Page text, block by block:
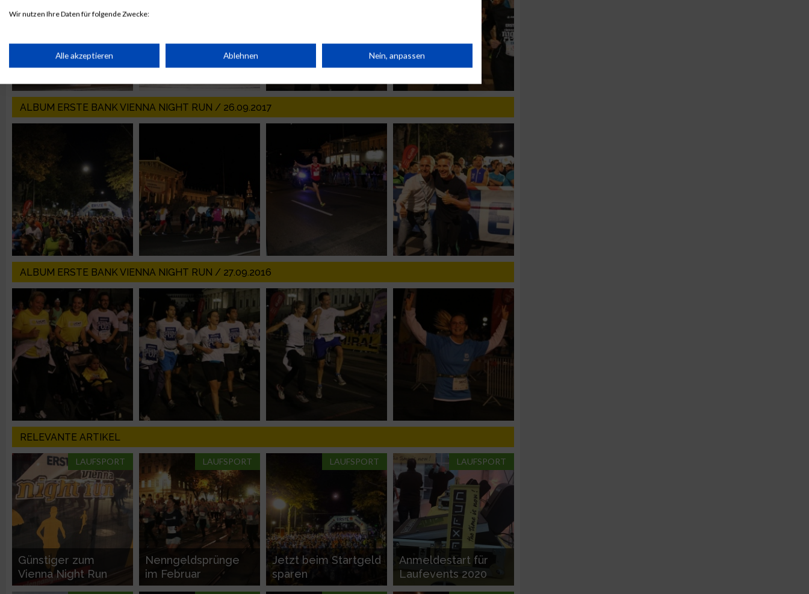
ALBUM ERSTE BANK VIENNA NIGHT RUN / 26.09.2017
ALBUM ERSTE BANK VIENNA NIGHT RUN / 27.09.2016
RELEVANTE ARTIKEL
LAUFSPORT
Günstiger zum
Vienna Night Run
LAUFSPORT
Nenngeldsprünge
im Februar
LAUFSPORT
Jetzt beim Startgeld
sparen
LAUFSPORT
Anmeldestart für
Laufevents 2020
Wir nutzen Ihre Daten für folgende Zwecke:
Speichern von oder Zugriff auf Informationen auf einem Endgerät
Verwendung reduzierter Daten zur Auswahl von Werbeanzeigen
Verwendung von Profilen zur Auswahl personalisierter Werbung
Erstellung von Profilen zur Personalisierung von Inhalten
Verwendung von Profilen zur Auswahl personalisierter Inhalte
Messung der Werbeleistung
Messung der Performance von Inhalten
Analyse von Zielgruppen durch Statistiken oder Kombinationen von Daten aus
verschiedenen Quellen
Entwicklung und Verbesserung der Angebote
Verwendung reduzierter Daten zur Auswahl von Inhalten
IAB-Besonderheiten:
Verwendung genauer Standortdaten
Geräte anhand von aktiv angeforderten Informationen identifizieren
Nicht-IAB-Verarbeitungszwecke:
Notwendig
Alle akzeptieren Ablehnen Nein, anpassen